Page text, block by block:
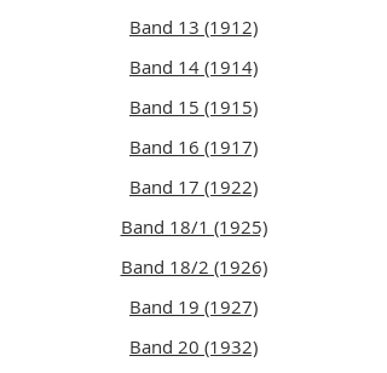
Band 13 (1912)
Band 14 (1914)
Band 15 (1915)
Band 16 (1917)
Band 17 (1922)
Band 18/1 (1925)
Band 18/2 (1926)
Band 19 (1927)
Band 20 (1932)